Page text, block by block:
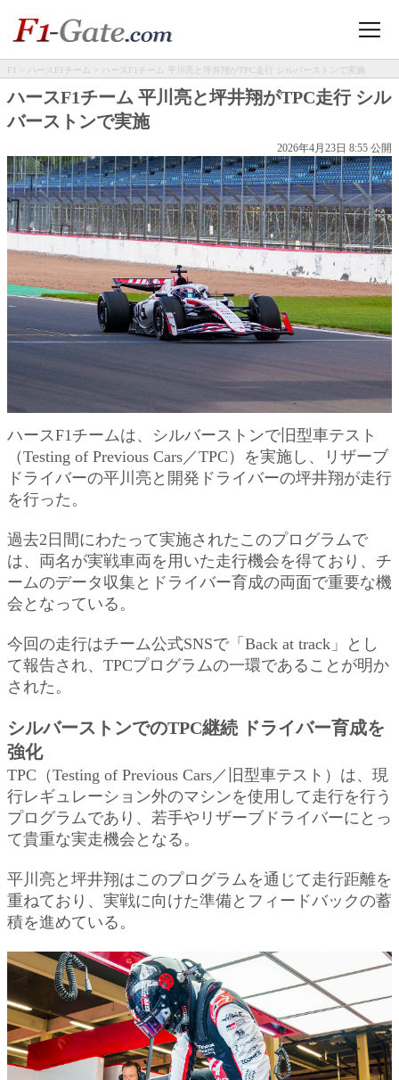
F1 > ハースF1チーム > ハースF1チーム 平川亮と坪井翔がTPC走行 シルバーストンで実施
ハースF1チーム 平川亮と坪井翔がTPC走行 シル
バーストンで実施
2026年4月23日 8:55 公開
ハースF1チームは、シルバーストンで旧型車テスト
（Testing of Previous Cars／TPC）を実施し、リザーブ
ドライバーの平川亮と開発ドライバーの坪井翔が走行
を行った。
過去2日間にわたって実施されたこのプログラムで
は、両名が実戦車両を用いた走行機会を得ており、チ
ームのデータ収集とドライバー育成の両面で重要な機
会となっている。
今回の走行はチーム公式SNSで「Back at track」とし
て報告され、TPCプログラムの一環であることが明か
された。
シルバーストンでのTPC継続 ドライバー育成を
強化
TPC（Testing of Previous Cars／旧型車テスト）は、現
行レギュレーション外のマシンを使用して走行を行う
プログラムであり、若手やリザーブドライバーにとっ
て貴重な実走機会となる。
平川亮と坪井翔はこのプログラムを通じて走行距離を
重ねており、実戦に向けた準備とフィードバックの蓄
積を進めている。